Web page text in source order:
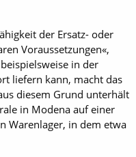
der Ersatz- oder
Voraussetzungen«,
in der
liefern kann, macht das
diesem Grund unterhält
in Modena auf einer
Warenlager, in dem etwa